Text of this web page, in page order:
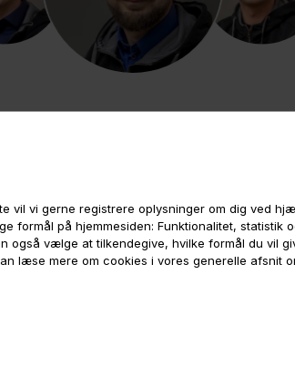
vil vi gerne registrere oplysninger om dig ved
formål på hjemmesiden: Funktionalitet, statistik
også vælge at tilkendegive, hvilke formål du vil
læse mere om cookies i vores generelle afsnit
eller ladcykel
vejledning?